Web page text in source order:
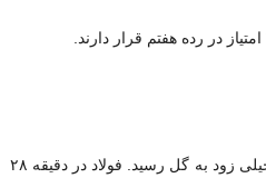
گل‌گهر روی شوت زیبای امیر جعفری در دقیقه ۵ خیلی زود به گل رسید. فولاد در دقیقه ۲۸